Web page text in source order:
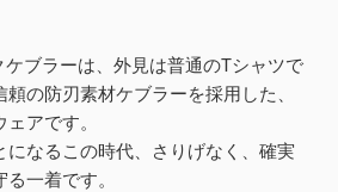
ブラーは、外見は普通のTシャツで
の防刃素材ケブラーを採用した、
アです。
になるこの時代、さりげなく、確実
一着です。